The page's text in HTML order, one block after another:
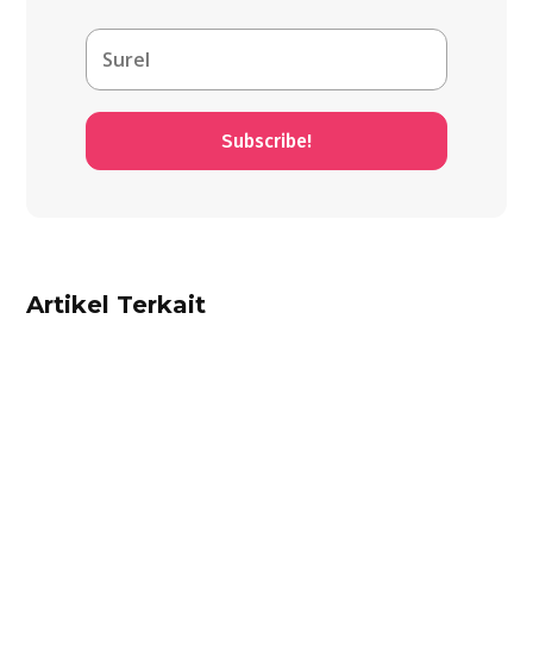
Subscribe!
Artikel Terkait